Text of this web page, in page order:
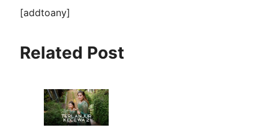
[addtoany]
Related Post